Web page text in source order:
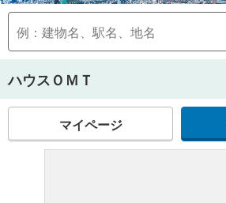
ハウスＯＭＴ
マイページ